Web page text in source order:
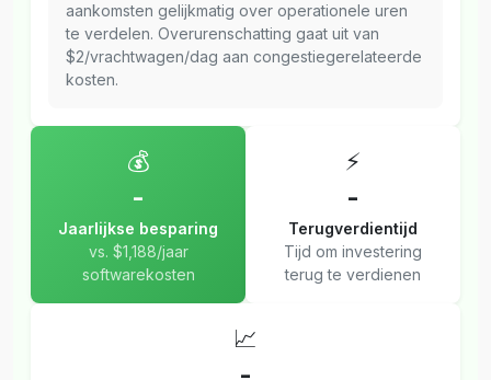
aankomsten gelijkmatig over operationele uren
te verdelen. Overurenschatting gaat uit van
$2/vrachtwagen/dag aan congestiegerelateerde
kosten.
💰
-
Jaarlijkse besparing
vs. $1,188/jaar
softwarekosten
⚡
-
Terugverdientijd
Tijd om investering
terug te verdienen
📈